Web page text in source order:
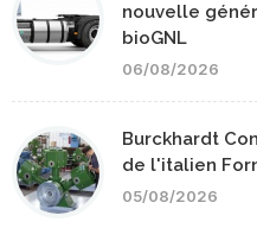
nouvelle
bioGNL
06/08/2026
Burckhardt
de l'italien
05/08/2026